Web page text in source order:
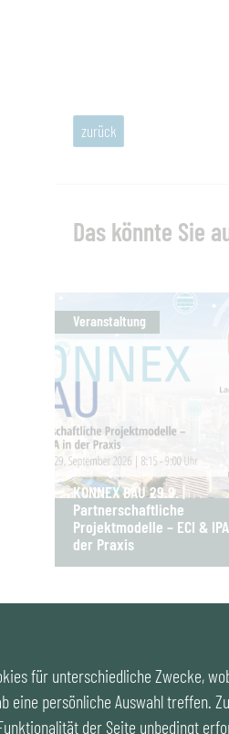
zurück
Das könnte Sie
Veranstaltung
KONNEX BAU 29.9. |
Partnerschaftliche
Projektmodelle – ECI &
der Praxis
für unterschiedliche Zwecke,
eine persönliche Auswahl treffen.
der Seite unbedingt